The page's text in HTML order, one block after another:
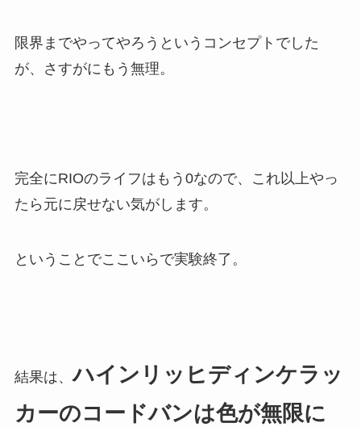
限界までやってやろうというコンセプトでした
が、さすがにもう無理。
完全にRIOのライフはもう0なので、これ以上やっ
たら元に戻せない気がします。
ということでここいらで実験終了。
結果は、ハインリッヒディンケラッ
カーのコードバンは色が無限に